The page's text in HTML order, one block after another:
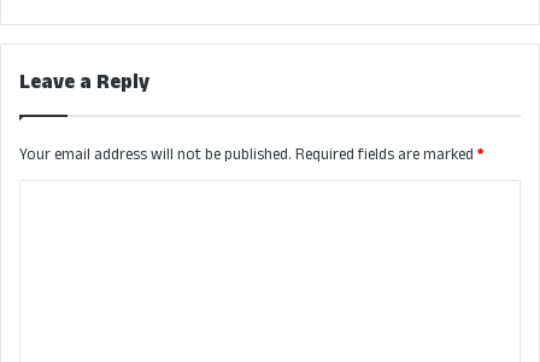
Leave a Reply
Your email address will not be published. Required fields are marked *